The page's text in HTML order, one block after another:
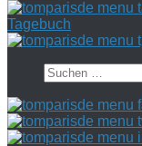
Tagebuch
Suchen
nach: